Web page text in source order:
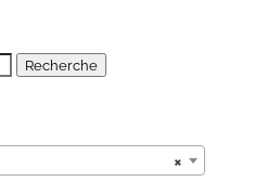
Recherche
×